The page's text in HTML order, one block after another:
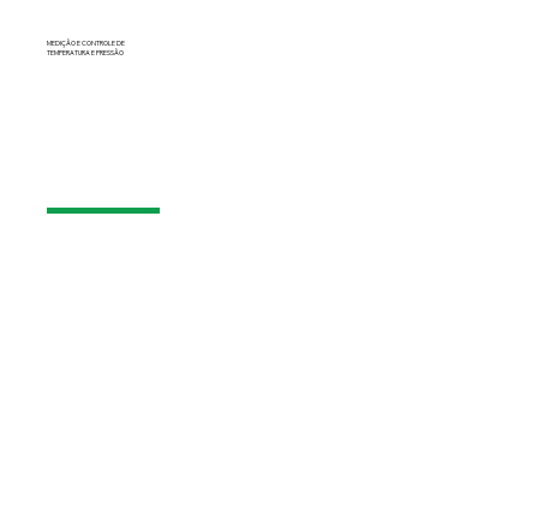
MEDIÇÃO E CONTROLE DE
TEMPERATURA E PRESSÃO